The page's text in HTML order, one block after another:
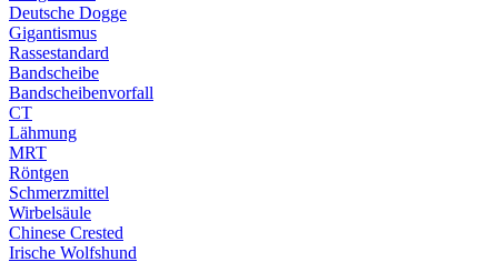
Deutsche Dogge
Gigantismus
Rassestandard
Bandscheibe
Bandscheibenvorfall
CT
Lähmung
MRT
Röntgen
Schmerzmittel
Wirbelsäule
Chinese Crested
Irische Wolfshund